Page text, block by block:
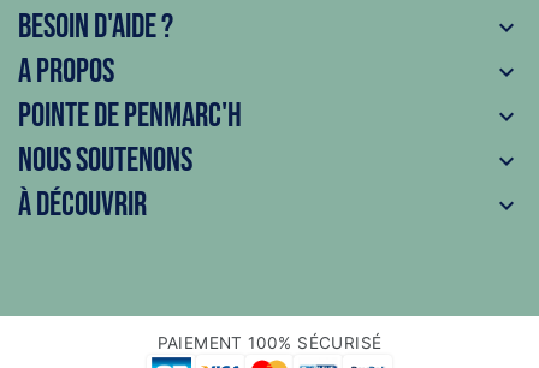
Besoin d'aide ? 
A propos 
Pointe de Penmarc'h 
Nous soutenons 
À découvrir 
PAIEMENT 100% SÉCURISÉ